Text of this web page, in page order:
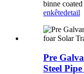
binne
enkêtedetail
Pre
Steel